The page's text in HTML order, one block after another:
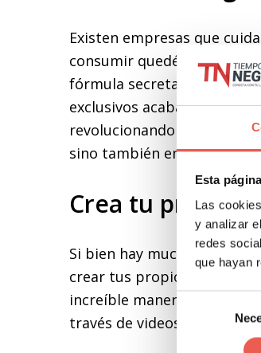
Esta
Las
y analizar
redes
que hayan
Selección
de
consentimiento
Existen empresas que
consumir quedé
fórmula secreta que
exclusivos acabados y
revolucionando la forma
sino también en
Crea tu propio
Si bien hay muchos
crear tus propios llaveros y
increíble manera de
través de videos